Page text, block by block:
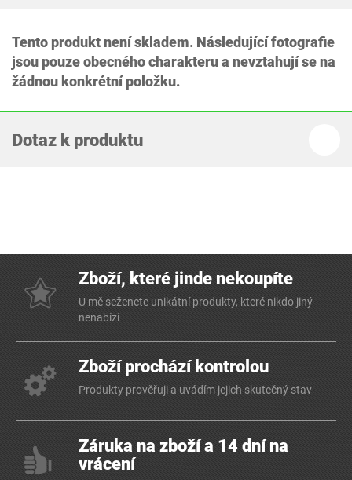
Tento produkt není skladem. Následující fotografie
jsou pouze obecného charakteru a nevztahují se na
žádnou konkrétní položku.
Dotaz k produktu
Zboží, které jinde nekoupíte
U mě seženete unikátní produkty, které nikdo jiný
nenabízí
Zboží prochází kontrolou
Produkty prověřuji a uvádím jejich skutečný stav
Záruka na zboží a 14 dní na
vrácení